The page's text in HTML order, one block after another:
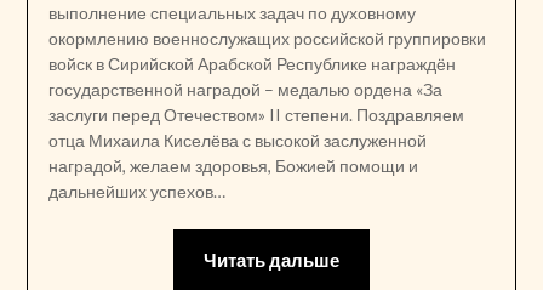
выполнение специальных задач по духовному
окормлению военнослужащих российской группировки
войск в Сирийской Арабской Республике награждён
государственной наградой – медалью ордена «За
заслуги перед Отечеством» II степени. Поздравляем
отца Михаила Киселёва с высокой заслуженной
наградой, желаем здоровья, Божией помощи и
дальнейших успехов…
Читать дальше